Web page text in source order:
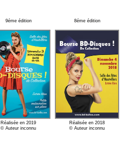
9éme édition
Réalisée en 2019
© Auteur inconnu
8éme édition
Réalisée en 2018
© Auteur inconnu